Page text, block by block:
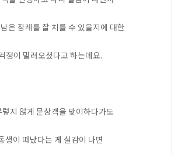
은 장례를 잘 치를 수 있을지에 대한
정이 밀려오셨다고 하는데요.
렇지 않게 문상객을 맞이하다가도
생이 떠났다는 게 실감이 나면